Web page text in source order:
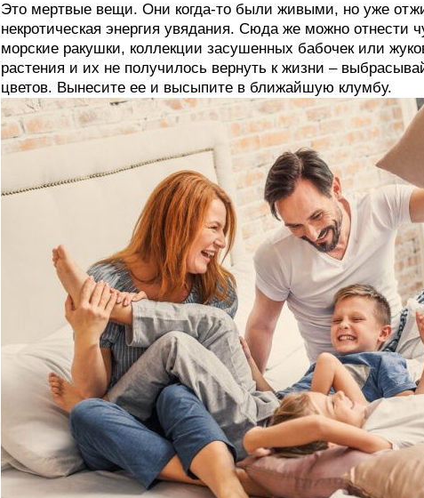
Это мертвые вещи. Они когда-то были живыми, но уже
некротическая энергия увядания. Сюда же можно отнести
морские ракушки, коллекции засушенных бабочек или
растения и их не получилось вернуть к жизни –
цветов. Вынесите ее и высыпите в ближайшую клумбу.